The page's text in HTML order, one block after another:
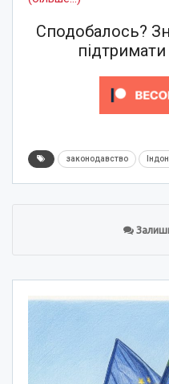
Сподобалось?
законодавство